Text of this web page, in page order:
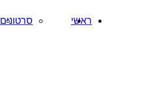
ראשי סרטונים